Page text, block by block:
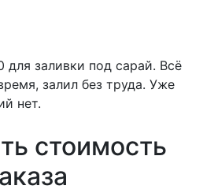
для заливки под сарай. Всё
залил без труда. Уже
нет.
стоимость